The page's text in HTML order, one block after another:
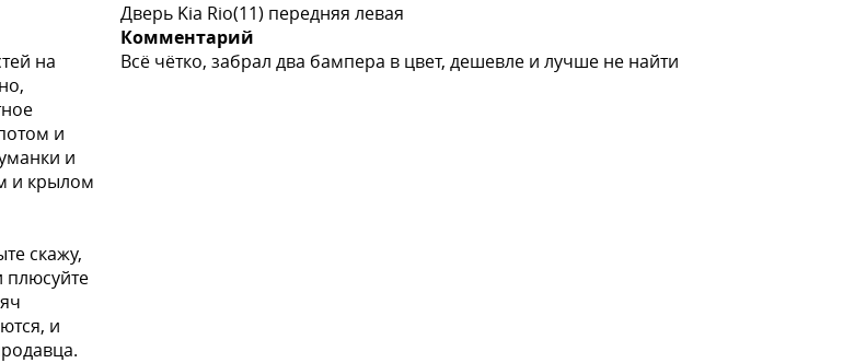
на
и
и
и крылом
скажу,
плюсуйте
и
Дверь Kia Rio(11) передняя левая
Комментарий
Всё чётко, забрал два бампера в цвет, дешевле и лучше не найти